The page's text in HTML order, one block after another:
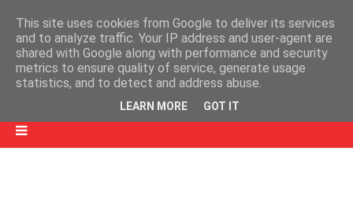
This site uses cookies from Google to deliver its services
and to analyze traffic. Your IP address and user-agent are
shared with Google along with performance and security
metrics to ensure quality of service, generate usage
statistics, and to detect and address abuse.
LEARN MORE GOT IT